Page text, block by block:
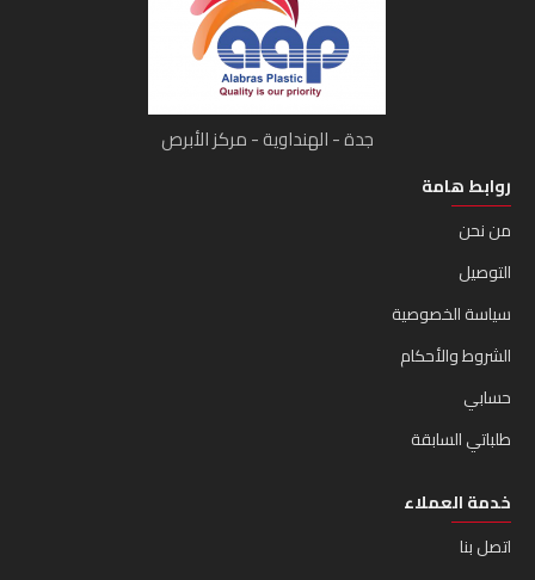
جدة - الهنداوية - مركز الأبرص
روابط هامة
من نحن
التوصيل
سياسة الخصوصية
الشروط والأحكام
حسابي
طلباتي السابقة
خدمة العملاء
اتصل بنا